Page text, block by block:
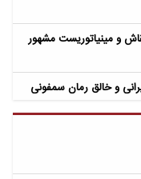
و مینیاتوریست مشهور
و خالق رمان سمفونی